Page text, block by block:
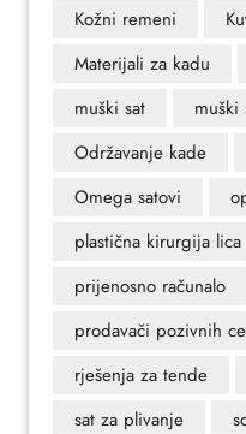
Kožni remeni
Materijali za kadu
muški sat
muški
Održavanje kade
Omega satovi
plastična kirurgija lica
prijenosno računalo
prodavači pozivnih
rješenja za tende
sat za plivanje